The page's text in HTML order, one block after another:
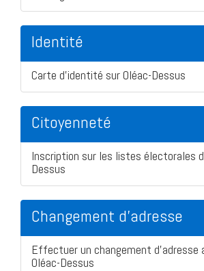
Identité
Carte d'identité sur Oléac-Dessus
Citoyenneté
Inscription sur les listes électorales
Dessus
Changement d'adresse
Effectuer un changement d'adresse
Oléac-Dessus